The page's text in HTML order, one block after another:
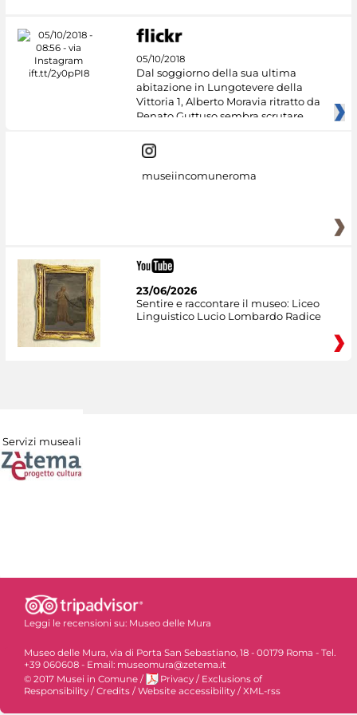
05/10/2018
Dal soggiorno della sua ultima
abitazione in Lungotevere della
Vittoria 1, Alberto Moravia ritratto da
Renato Guttuso sembra scrutare
museiincomuneroma
23/06/2026
Sentire e raccontare il museo: Liceo
Linguistico Lucio Lombardo Radice
Servizi museali
Leggi le recensioni su: Museo delle Mura
Museo delle Mura, via di Porta San Sebastiano, 18 - 00179 Roma - Tel.
+39 060608 - Email: museomura@zetema.it
© 2017 Musei in Comune / Privacy / Exclusions of
Responsibility / Credits / Website accessibility / XML-rss